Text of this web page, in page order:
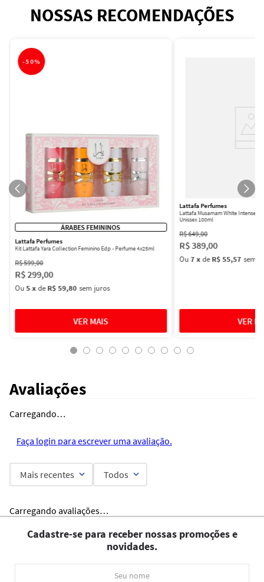
NOSSAS RECOMENDAÇÕES
-50%
ÁRABES FEMININOS
Lattafa Perfumes
Kit Lattafa Yara Collection Feminino Edp - Perfume 4x25ml
R$599,00
R$299,00
Ou5 xdeR$ 59,80 sem juros
Lattafa Perfumes
Lattafa Musamam White Intense
Unissex 100ml
R$649,00
R$389,00
Ou7xdeR$ 55,57 sem
Avaliações
Carregando…
Faça login para escrever uma avaliação.
Mais recentes Todos
Carregando avaliações…
Cadastre-se para receber nossas promoções e
novidades.